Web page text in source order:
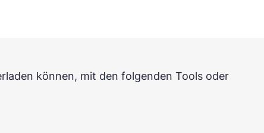
können, mit den folgenden Tools oder